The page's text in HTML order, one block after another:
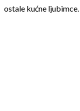
ostale kućne ljubimce.